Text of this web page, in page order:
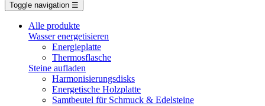
Toggle navigation ☰
Alle produkte
Wasser energetisieren
Energieplatte​
Thermosflasche
Steine aufladen
Harmonisierungsdisks
Energetische Holzplatte
Samtbeutel für Schmuck & Edelsteine